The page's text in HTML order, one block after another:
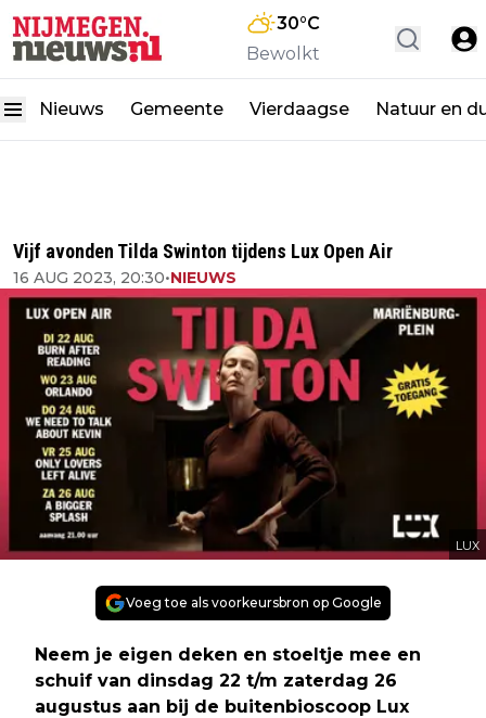
30°C
Bewolkt
Nieuws Gemeente Vierdaagse Natuur en
Vijf avonden Tilda Swinton tijdens Lux Open Air
16 AUG 2023, 20:30•NIEUWS
LUX
Voeg toe als voorkeursbron op Google
Neem je eigen deken en stoeltje mee en
schuif van dinsdag 22 t/m zaterdag 26
augustus aan bij de buitenbioscoop Lux